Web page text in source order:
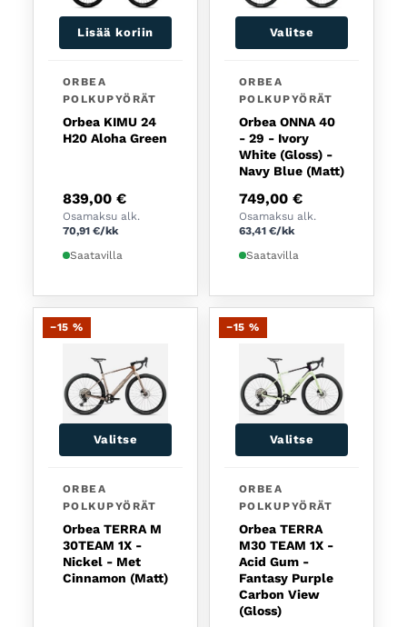
Lisää koriin
ORBEA
POLKUPYÖRÄT
Orbea KIMU 24
H20 Aloha Green
839,00 €
Osamaksu alk.
70,91 €/kk
Saatavilla
Valitse
ORBEA
POLKUPYÖRÄT
Orbea ONNA 40
- 29 - Ivory
White (Gloss) -
Navy Blue (Matt)
749,00 €
Osamaksu alk.
63,41 €/kk
Saatavilla
−15 %
Valitse
ORBEA
POLKUPYÖRÄT
Orbea TERRA M
30TEAM 1X -
Nickel - Met
Cinnamon (Matt)
−15 %
Valitse
ORBEA
POLKUPYÖRÄT
Orbea TERRA
M30 TEAM 1X -
Acid Gum -
Fantasy Purple
Carbon View
(Gloss)